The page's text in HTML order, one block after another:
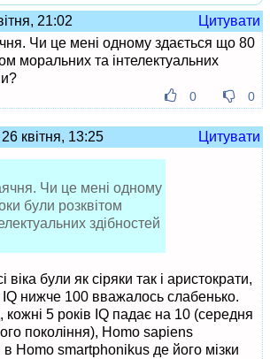
21:02
Цитувати
Чи це мені одному здається що 80
моральних та інтелектуальних
0 0
квітня, 13:25 Цитувати
Чи це мені одному
були розквітом
здібностей
віка були як сіряки так і аристократи,
нижче 100 вважалось слабенько.
5 років IQ падає на 10 (середня
покоління), Homo sapiens
Homo smartphonikus де його мізки